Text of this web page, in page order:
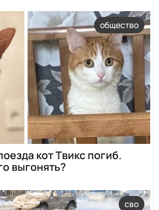
общество
кот Твикс погиб.
выгонять?
сво